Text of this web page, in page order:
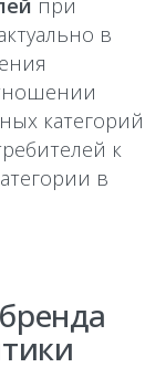
при
в
категорий
к
в